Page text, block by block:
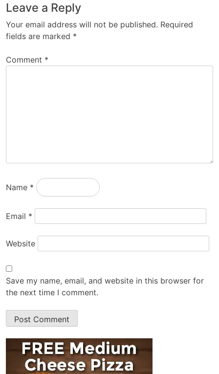
Leave a Reply
Your email address will not be published. Required
fields are marked *
Comment *
Name *
Email *
Website
Save my name, email, and website in this browser for
the next time I comment.